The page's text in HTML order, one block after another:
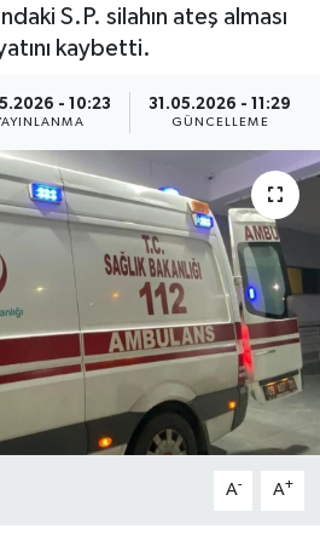
S.P. silahın ateş alması
kaybetti.
- 10:23 31.05.2026 - 11:29
GÜNCELLEME
A- A+